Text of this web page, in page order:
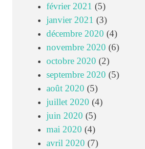
février 2021 (5)
janvier 2021 (3)
décembre 2020 (4)
novembre 2020 (6)
octobre 2020 (2)
septembre 2020 (5)
août 2020 (5)
juillet 2020 (4)
juin 2020 (5)
mai 2020 (4)
avril 2020 (7)